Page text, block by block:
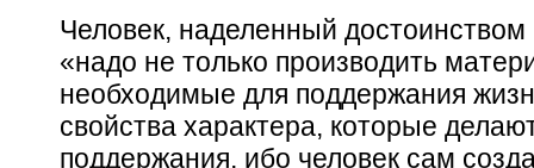
Человек, наделенный достоинством
«надо не только производить
необходимые для поддержания
свойства характера, которые
поддержания, ибо человек сам